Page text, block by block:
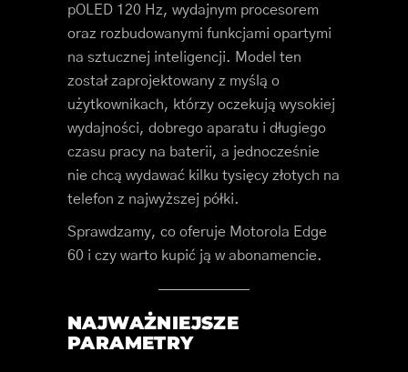
pOLED 120 Hz, wydajnym procesorem
oraz rozbudowanymi funkcjami opartymi
na sztucznej inteligencji. Model ten
został zaprojektowany z myślą o
użytkownikach, którzy oczekują wysokiej
wydajności, dobrego aparatu i długiego
czasu pracy na baterii, a jednocześnie
nie chcą wydawać kilku tysięcy złotych na
telefon z najwyższej półki.
Sprawdzamy, co oferuje Motorola Edge
60 i czy warto kupić ją w abonamencie.
NAJWAŻNIEJSZE
PARAMETRY